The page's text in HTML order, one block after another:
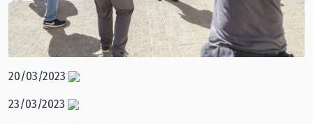
20/03/2023
23/03/2023